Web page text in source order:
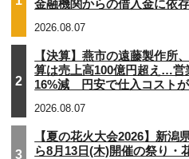
金融機関からの借入金に依存
2026.08.07
2
【決算】燕市の遠藤製作所
算は売上高100億円超え…営
16%減 円安で仕入コスト
2026.08.07
3
【夏の花火大会2026】新潟
ら8月13日(木)開催の祭り・